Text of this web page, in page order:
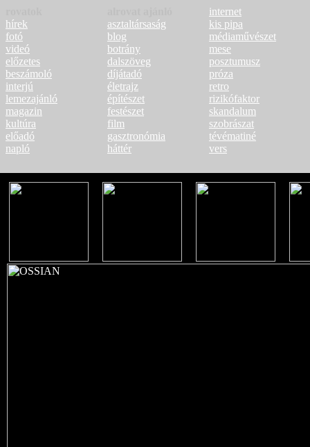
hírek
fotó
videó
előzetes
beszámoló
interjú
lemezajánló
magazin
kultúra
előadó
napló
asztaltársaság
blog
botrány
dalszöveg
díjátadó
életrajz
építészet
festészet
film
gasztronómia
háttér
internet
kis pipa
médiaművészet
mese
posztumusz
próza
retro
rizikófaktor
skandalum
szobrászat
tévématiné
vers